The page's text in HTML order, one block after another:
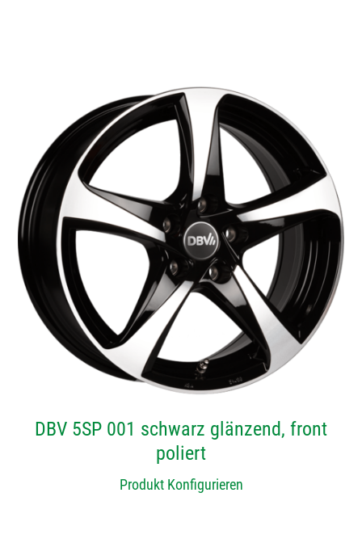
DBV 5SP 001 schwarz glänzend, front
poliert
Produkt Konfigurieren